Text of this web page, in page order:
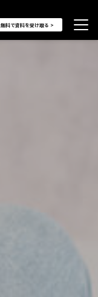
無料で資料を受け取る >